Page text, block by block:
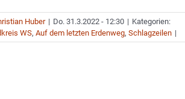
Huber | Do. 31.3.2022 - 12:30 | Kategorien:
WS,Auf dem letzten Erdenweg,Schlagzeilen |